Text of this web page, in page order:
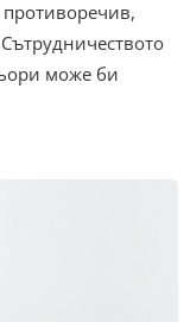
може би